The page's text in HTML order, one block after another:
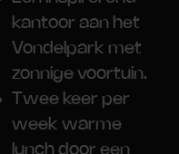
kantoor aan het
Vondelpark met
zonnige voortuin.
Twee keer per
week warme
lunch door een